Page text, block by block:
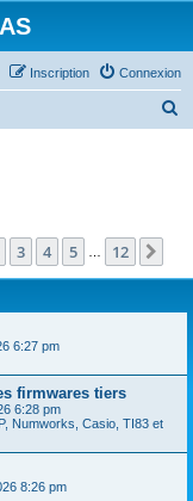
Connexion
Inscription
c
12
3 4 5 12
6:27 pm
firmwares tiers
6:28 pm
Numworks, Casio, TI83 et
8:26 pm